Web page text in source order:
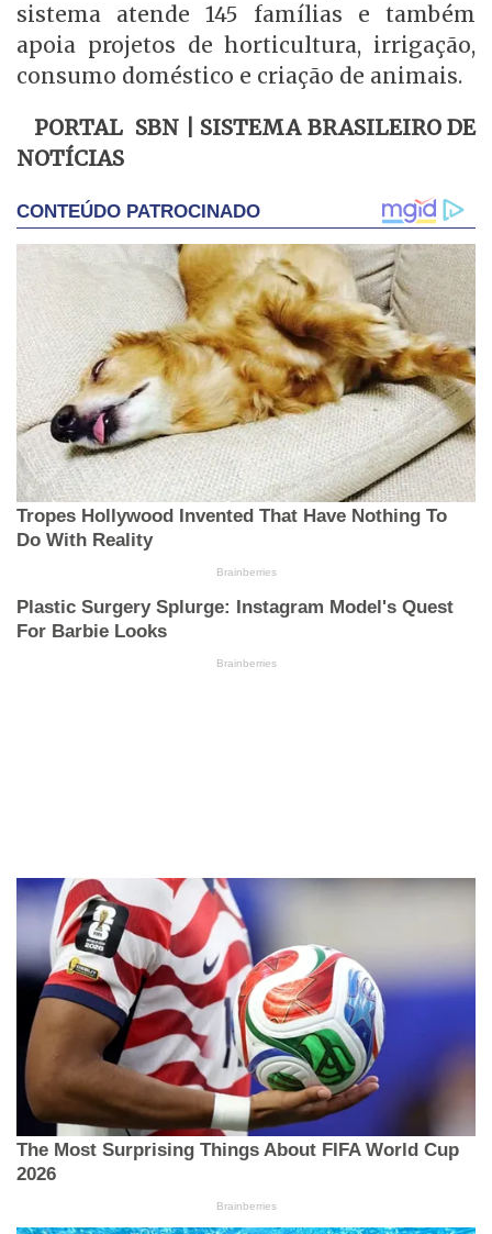
sistema atende 145 famílias e também
apoia projetos de horticultura, irrigação,
consumo doméstico e criação de animais.
PORTAL SBN | SISTEMA BRASILEIRO DE
NOTÍCIAS